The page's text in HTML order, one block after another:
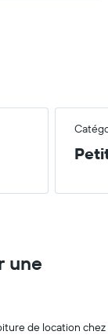
une
de location chez